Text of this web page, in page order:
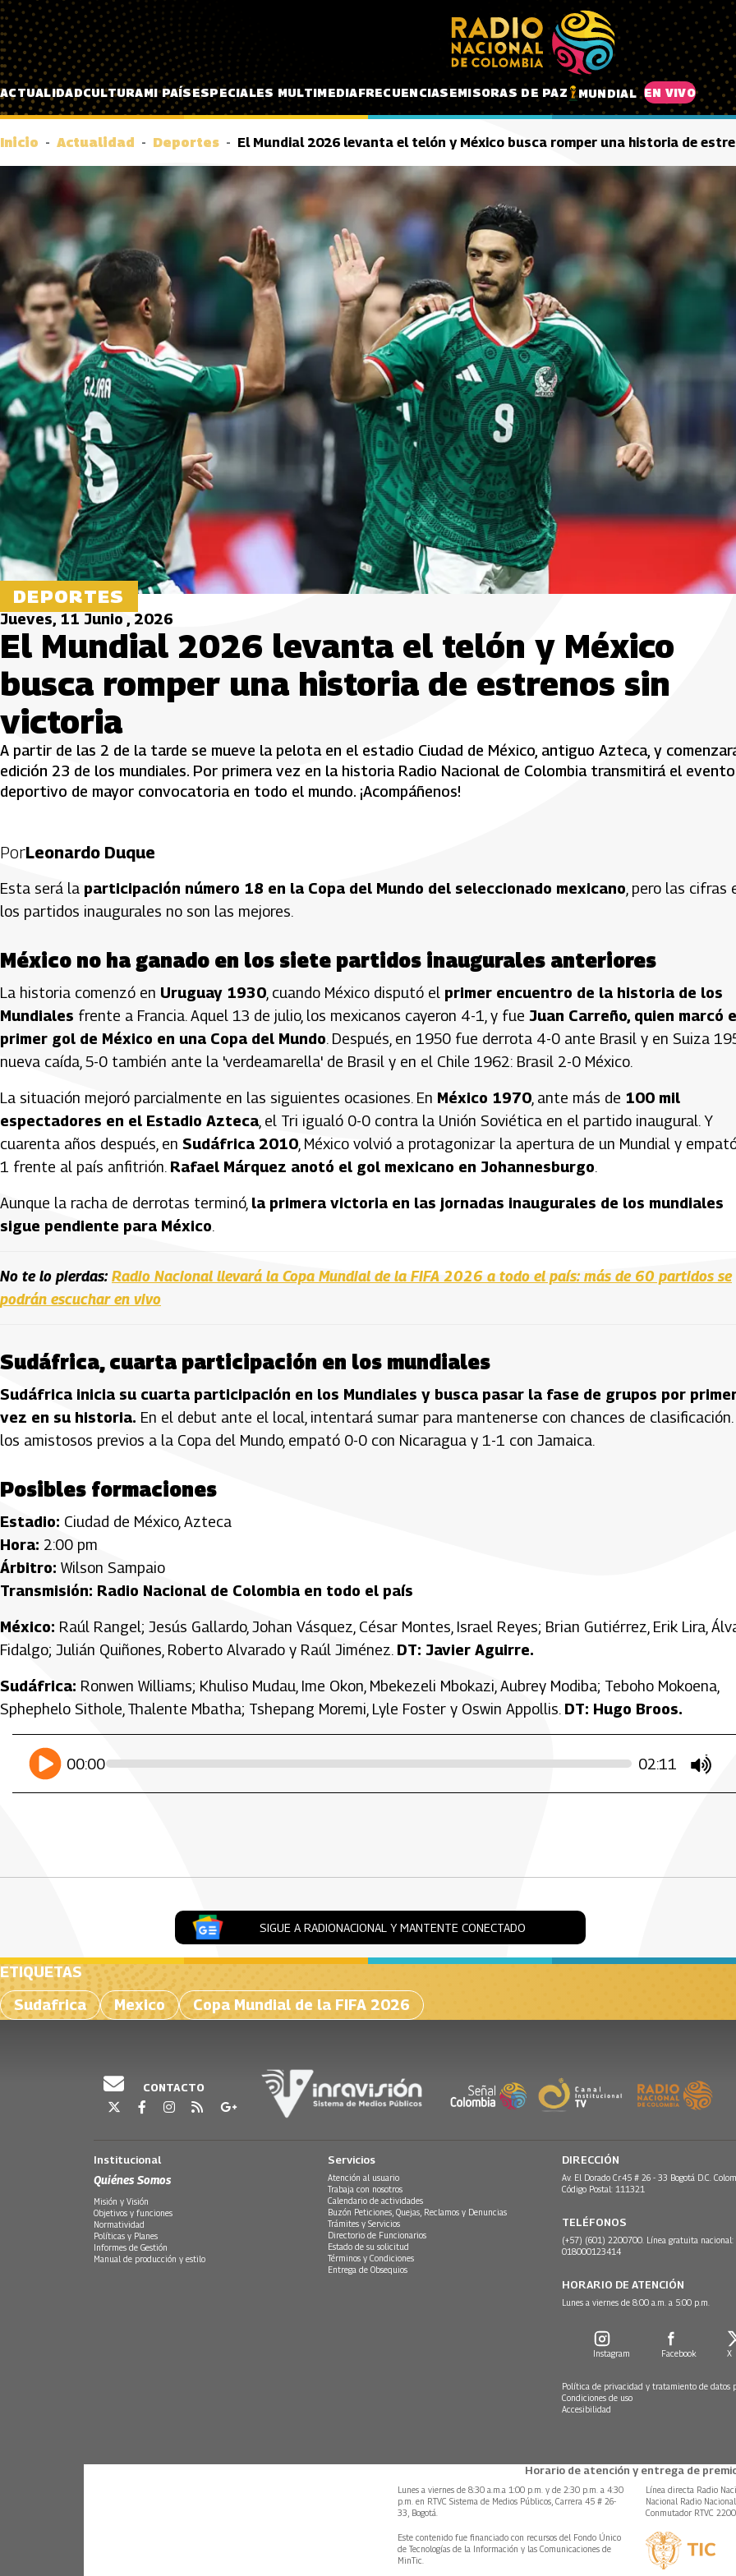
Pasar al contenido principal
ACTUALIDADCULTURAMI PAÍSESPECIALES MULTIMEDIAFRECUENCIASEMISORAS DE PAZ MUNDIAL EN VIVO
Inicio Actualidad Deportes El Mundial 2026 levanta el telón y México busca romper una historia de
DEPORTES
Jueves, 11 Junio , 2026
El Mundial 2026 levanta el telón y México
busca romper una historia de estrenos sin
victoria
A partir de las 2 de la tarde se mueve la pelota en el estadio Ciudad de México, antiguo Azteca, y
edición 23 de los mundiales. Por primera vez en la historia Radio Nacional de Colombia transmitirá el evento
deportivo de mayor convocatoria en todo el mundo. ¡Acompáñenos!
PorLeonardo Duque
Esta será la participación número 18 en la Copa del Mundo del seleccionado mexicano , pero las cifras
los partidos inaugurales no son las mejores.
México no ha ganado en los siete partidos inaugurales anteriores
La historia comenzó en Uruguay 1930 , cuando México disputó el primer encuentro de la historia de los
Mundiales frente a Francia. Aquel 13 de julio, los mexicanos cayeron 4-1, y fue Juan Carreño, quien marcó
primer gol de México en una Copa del Mundo. Después, en 1950 fue derrota 4-0 ante Brasil y en Suiza
nueva caída, 5-0 también ante la 'verdeamarella' de Brasil y en el Chile 1962: Brasil 2-0 México.
La situación mejoró parcialmente en las siguientes ocasiones. En México 1970 , ante más de 100 mil
espectadores en el Estadio Azteca , el Tri igualó 0-0 contra la Unión Soviética en el partido inaugural. Y
cuarenta años después, en Sudáfrica 2010 , México volvió a protagonizar la apertura de un Mundial y
1 frente al país anfitrión. Rafael Márquez anotó el gol mexicano en Johannesburgo.
Aunque la racha de derrotas terminó, la primera victoria en las jornadas inaugurales de los mundiales
sigue pendiente para México.
No te lo pierdas: Radio Nacional llevará la Copa Mundial de la FIFA 2026 a todo el país: más de 60 partidos se
podrán escuchar en vivo
Sudáfrica, cuarta participación en los mundiales
Sudáfrica inicia su cuarta participación en los Mundiales y busca pasar la fase de grupos por
vez en su historia. En el debut ante el local, intentará sumar para mantenerse con chances de clasificación.
los amistosos previos a la Copa del Mundo, empató 0-0 con Nicaragua y 1-1 con Jamaica.
Posibles formaciones
Estadio: Ciudad de México, Azteca
Hora: 2:00 pm
Árbitro: Wilson Sampaio
Transmisión: Radio Nacional de Colombia en todo el país
México: Raúl Rangel; Jesús Gallardo, Johan Vásquez, César Montes, Israel Reyes; Brian Gutiérrez, Erik Lira,
Fidalgo; Julián Quiñones, Roberto Alvarado y Raúl Jiménez. DT: Javier Aguirre.
Sudáfrica: Ronwen Williams; Khuliso Mudau, Ime Okon, Mbekezeli Mbokazi, Aubrey Modiba; Teboho Mokoena,
Sphephelo Sithole, Thalente Mbatha; Tshepang Moremi, Lyle Foster y Oswin Appollis. DT: Hugo Broos.
Artículos Player
Player Articulos
play
mute
00:00 02:11
SIGUE A RADIONACIONAL Y MANTENTE CONECTADO
ETIQUETAS
Sudafrica
Mexico Copa Mundial de la FIFA 2026
CONTACTO
Institucional
Quiénes Somos
Misión y Visión
Objetivos y funciones
Normatividad
Políticas y Planes
Informes de Gestión
Manual de producción y estilo
Servicios
Atención al usuario
Trabaja con nosotros
Calendario de actividades
Buzón Peticiones, Quejas, Reclamos y Denuncias
Trámites y Servicios
Directorio de Funcionarios
Estado de su solicitud
Términos y Condiciones
Entrega de Obsequios
DIRECCIÓN
Av. El Dorado Cr.45 # 26 - 33 Bogotá D.C.
Código Postal: 111321
TELÉFONOS
(+57) (601) 2200700. Línea gratuita nacional:
018000123414
HORARIO DE ATENCIÓN
Lunes a viernes de 8:00 a.m. a 5:00 p.m.
Instagram Facebook X
Política de privacidad y tratamiento de datos
Condiciones de uso
Accesibilidad
Horario de atención y entrega de
Lunes a viernes de 8:30 a.m.a 1:00 p.m. y de 2:30 p.m. a 4:30
p.m. en RTVC Sistema de Medios Públicos, Carrera 45 # 26-
33, Bogotá.
Línea directa Radio
Nacional Radio
Conmutador RTVC
Este contenido fue financiado con recursos del Fondo Único
de Tecnologías de la Información y las Comunicaciones de
MinTic.